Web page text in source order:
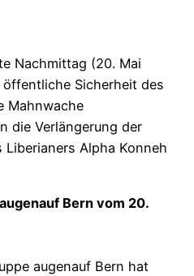
Nachmittag (20. Mai
Sicherheit des
Mahnwache
die Verlängerung der
Alpha Konneh
Bern vom 20.
augenauf Bern hat